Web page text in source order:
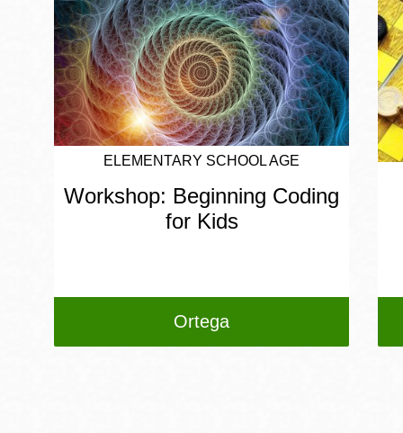
ELEMENTARY SCHOOL AGE
Workshop: Beginning Coding
for Kids
Ortega